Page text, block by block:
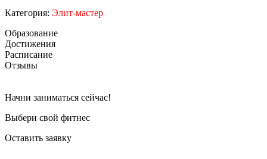
Категория: Элит-мастер
Образование
Достижения
Расписание
Отзывы
Начни заниматься сейчас!
Выбери свой фитнес
Оставить заявку